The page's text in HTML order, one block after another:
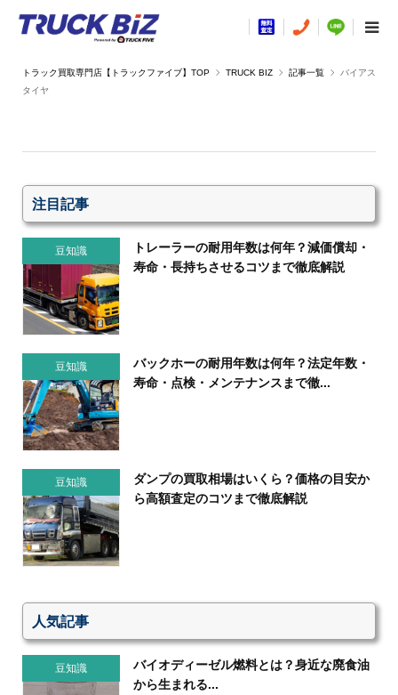
TRUCK BIZ 記事一覧
バイアス
タイヤ
注目記事
豆知識
トレーラーの耐用年数は何年？減価償却・
寿命・長持ちさせるコツまで徹底解説
豆知識
バックホーの耐用年数は何年？法定年数・
寿命・点検・メンテナンスまで徹...
豆知識
ダンプの買取相場はいくら？価格の目安か
ら高額査定のコツまで徹底解説
人気記事
豆知識
バイオディーゼル燃料とは？身近な廃食油
から生まれる...